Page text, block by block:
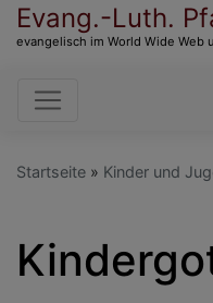
Evang.-Luth.
evangelisch im World Wide Web
Startseite Kinder und